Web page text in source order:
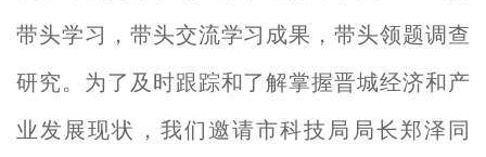
带头学习，带头交流学习成果，带头领题调查
研究。为了及时跟踪和了解掌握晋城经济和产
业发展现状，我们邀请市科技局局长郑泽同